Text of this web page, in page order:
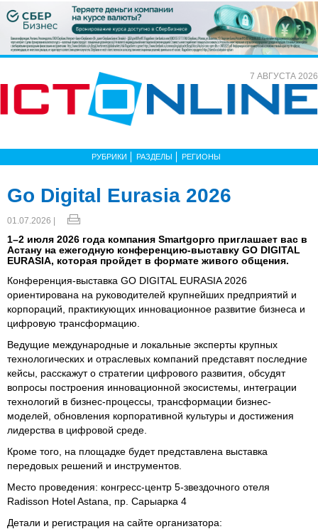
7 АВГУСТА 2026
РУБРИКИ РАЗДЕЛЫ РЕГИОНЫ
Go Digital Eurasia 2026
01.07.2026 |
1–2 июля 2026 года компания Smartgopro приглашает вас в
Астану на ежегодную конференцию-выставку GO DIGITAL
EURASIA, которая пройдет в формате живого общения.
Конференция-выставка GO DIGITAL EURASIA 2026
ориентирована на руководителей крупнейших предприятий и
корпораций, практикующих инновационное развитие бизнеса и
цифровую трансформацию.
Ведущие международные и локальные эксперты крупных
технологических и отраслевых компаний представят последние
кейсы, расскажут о стратегии цифрового развития, обсудят
вопросы построения инновационной экосистемы, интеграции
технологий в бизнес-процессы, трансформации бизнес-
моделей, обновления корпоративной культуры и достижения
лидерства в цифровой среде.
Кроме того, на площадке будет представлена выставка
передовых решений и инструментов.
Место проведения: конгресс-центр 5-звездочного отеля
Radisson Hotel Astana, пр. Сарыарка 4
Детали и регистрация на сайте организатора: